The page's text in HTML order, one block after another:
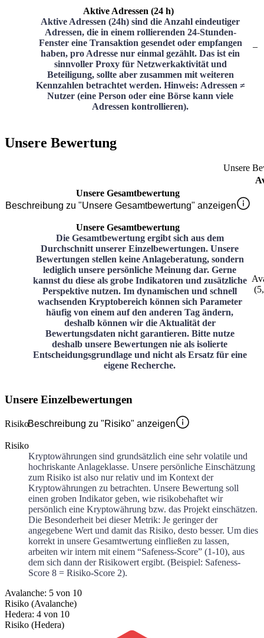
Aktive Adressen (24 h)
Aktive Adressen (24h) sind die Anzahl eindeutiger
Adressen, die in einem rollierenden 24-Stunden-
Fenster eine Transaktion gesendet oder empfangen
haben, pro Adresse nur einmal gezählt. Das ist ein
sinnvoller Proxy für Netzwerkaktivität und
Beteiligung, sollte aber zusammen mit weiteren
Kennzahlen betrachtet werden. Hinweis: Adressen ≠
Nutzer (eine Person oder eine Börse kann viele
Adressen kontrollieren).
–
Unsere Bewertung
Unsere
Unsere Gesamtbewertung
Beschreibung zu "Unsere Gesamtbewertung" anzeigen
Unsere Gesamtbewertung
Die Gesamtbewertung ergibt sich aus dem
Durchschnitt unserer Einzelbewertungen. Unsere
Bewertungen stellen keine Anlageberatung, sondern
lediglich unsere persönliche Meinung dar. Gerne
kannst du diese als grobe Indikatoren und zusätzliche
Perspektive nutzen. Im dynamischen und schnell
wachsenden Kryptobereich können sich Parameter
häufig von einem auf den anderen Tag ändern,
deshalb können wir die Aktualität der
Bewertungsdaten nicht garantieren. Bitte nutze
deshalb unsere Bewertungen nie als isolierte
Entscheidungsgrundlage und nicht als Ersatz für eine
eigene Recherche.
(
Unsere Einzelbewertungen
RisikoBeschreibung zu "Risiko" anzeigen
Risiko
Kryptowährungen sind grundsätzlich eine sehr volatile und
hochriskante Anlageklasse. Unsere persönliche Einschätzung
zum Risiko ist also nur relativ und im Kontext der
Kryptowährungen zu betrachten. Unsere Bewertung soll
einen groben Indikator geben, wie risikobehaftet wir
persönlich eine Kryptowährung bzw. das Projekt einschätzen.
Die Besonderheit bei dieser Metrik: Je geringer der
angegebene Wert und damit das Risiko, desto besser. Um dies
korrekt in unsere Gesamtwertung einfließen zu lassen,
arbeiten wir intern mit einem “Safeness-Score” (1-10), aus
dem sich dann der Risikowert ergibt. (Beispiel: Safeness-
Score 8 = Risiko-Score 2).
Avalanche: 5 von 10
Risiko (Avalanche)
Hedera: 4 von 10
Risiko (Hedera)